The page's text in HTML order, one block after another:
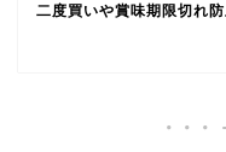
二度買いや賞味期限切れ